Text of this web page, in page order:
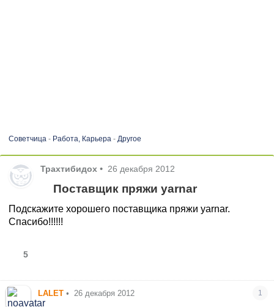
Советчица- Работа, Карьера- Другое
Трахтибидох • 26 декабря 2012
Поставщик пряжи yarnar
Подскажите хорошего поставщика пряжи yarnar.
Спасибо!!!!!!
5
LALET • 26 декабря 2012 1